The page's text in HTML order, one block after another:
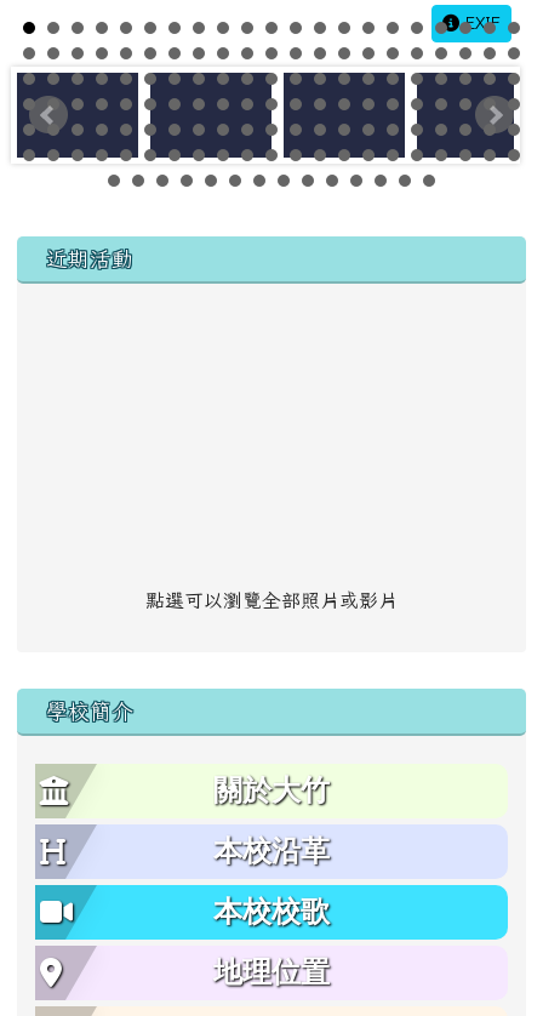
EXIF
左邊區域內容
近期活動
點選可以瀏覽全部照片或影片
學校簡介
關於大竹
本校沿革
本校校歌
地理位置